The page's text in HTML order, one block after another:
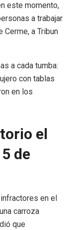
este momento,
a trabajar
a Tribun
a cada tumba:
con tablas
en los
el
de
en el
carroza
que